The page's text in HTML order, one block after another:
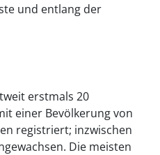
und entlang der
erstmals 20
einer Bevölkerung von
registriert; inzwischen
Die meisten